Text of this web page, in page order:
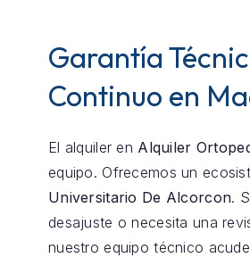
Garantía
Continuo en
El alquiler en Alquiler
equipo. Ofrecemos un
Universitario De Alcorcon.
desajuste o necesita una
nuestro equipo técnico